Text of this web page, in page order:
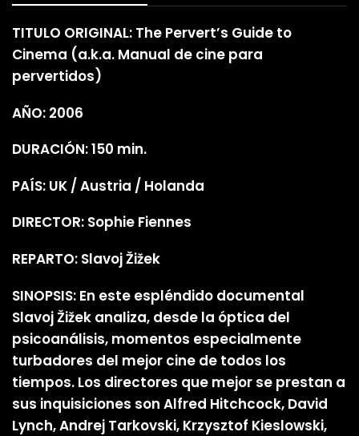
TITULO ORIGINAL: The Pervert’s Guide to
Cinema (a.k.a. Manual de cine para
pervertidos)
AÑO: 2006
DURACIÓN: 150 min.
PAÍS: UK / Austria / Holanda
DIRECTOR: Sophie Fiennes
REPARTO: Slavoj Žižek
SINOPSIS: En este espléndido documental
Slavoj Žižek analiza, desde la óptica del
psicoanálisis, momentos especialmente
turbadores del mejor cine de todos los
tiempos. Los directores que mejor se prestan a
sus inquisiciones son Alfred Hitchcock, David
Lynch, Andrej Tarkovski, Krzysztof Kieslowski,